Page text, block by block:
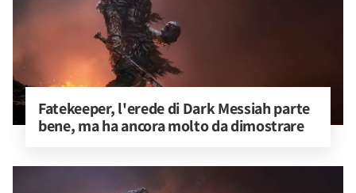
Fatekeeper, l'erede di Dark Messiah parte
bene, ma ha ancora molto da dimostrare